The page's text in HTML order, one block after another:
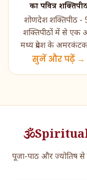
का पवित्र शक्तिपीठ
शोणदेश शक्तिपीठ -
शक्तिपीठों में से एक
मध्य प्रदेश के
समीप शोण नदी के तट
सुनें और पढ़ें →
🕉️
पूजा-पाठ और ज्योतिष